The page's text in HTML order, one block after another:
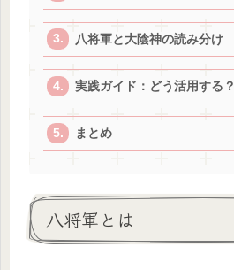
八将軍と大陰神の読み分け
実践ガイド：どう活用する？
まとめ
八将軍とは